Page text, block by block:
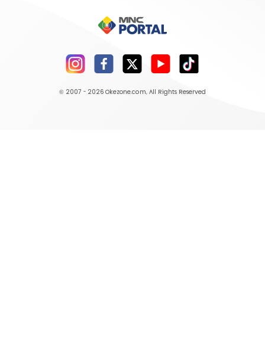
© 2007 - 2026 Okezone.com, All Rights Reserved